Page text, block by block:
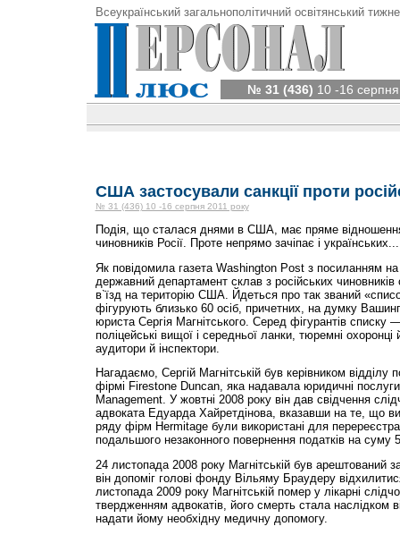
Всеукраїнський загальнополітичний освітянський
№ 31 (436) 10 -16
США застосували санкції проти
№ 31 (436) 10 -16 серпня 2011 року
Подія, що сталася днями в США, має пряме відношення
чиновників Росії. Проте непрямо зачіпає і українських...
Як повідомила газета Washington Post з посиланням
державний департамент склав з російських
в`їзд на територію США. Йдеться про так званий
фігурують близько 60 осіб, причетних, на думку
юриста Сергія Магнітського. Серед фігурантів списку
поліцейські вищої і середньої ланки, тюремні охоронці
аудитори й інспектори.
Нагадаємо, Сергій Магнітській був керівником відділу
фірмі Firestone Duncan, яка надавала юридичні
Management. У жовтні 2008 року він дав свідчення
адвоката Едуарда Хайретдінова, вказавши на те, що
ряду фірм Hermitage були використані для
подальшого незаконного повернення податків на суму
24 листопада 2008 року Магнітській був арештований
він допоміг голові фонду Вільяму Браудеру
листопада 2009 року Магнітській помер у лікарні
твердженням адвокатів, його смерть стала наслідком
надати йому необхідну медичну допомогу.